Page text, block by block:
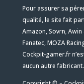
Pour assurer sa
qualité, le site fait
Amazon, Sovrn,
Fanatec, MOZA
Cockpit-gamer.fr
aucun autre fabricant.